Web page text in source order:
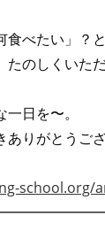
べたい」？と
のしくいた
日を〜。
りがとうござ
今日の脳